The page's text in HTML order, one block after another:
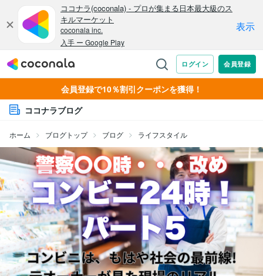
会員登録で10％割引クーポンを獲得！
ココナラブログ
ホーム ブログトップ ブログ ライフスタイル